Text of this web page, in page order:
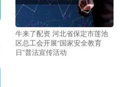
牛来了配资 河北省保定市莲池
区总工会开展“国家安全教育
日”普法宣传活动